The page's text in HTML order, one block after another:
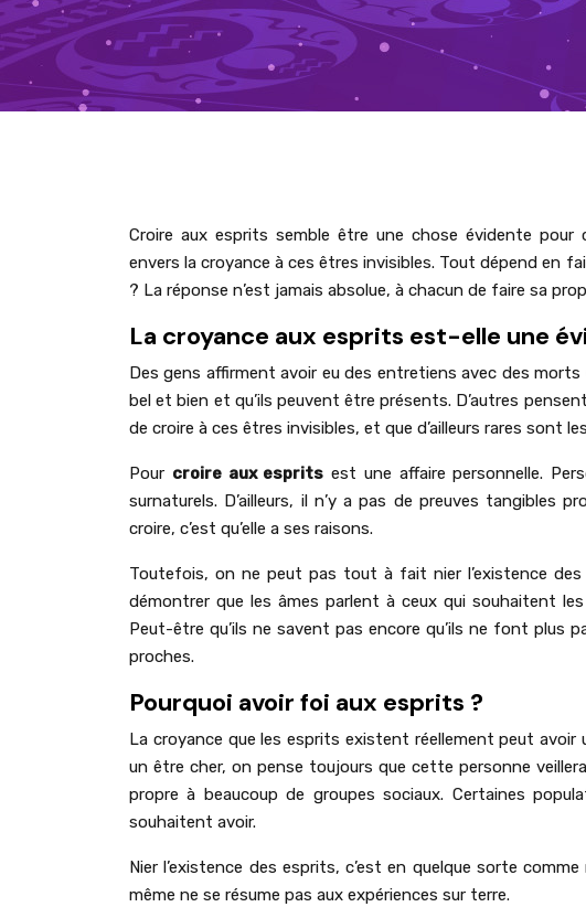
Croire aux esprits semble être une chose évidente
envers la croyance à ces êtres invisibles. Tout dépend en
? La réponse n’est jamais absolue, à chacun de faire sa
La croyance aux esprits est-elle une
Des gens affirment avoir eu des entretiens avec des
bel et bien et qu’ils peuvent être présents. D’autres
de croire à ces êtres invisibles, et que d’ailleurs rares sont
Pour croire aux esprits est une affaire personnelle.
surnaturels. D’ailleurs, il n’y a pas de preuves tangibles
croire, c’est qu’elle a ses raisons.
Toutefois, on ne peut pas tout à fait nier l’existence
démontrer que les âmes parlent à ceux qui souhaitent
Peut-être qu’ils ne savent pas encore qu’ils ne font plus
proches.
Pourquoi avoir foi aux esprits ?
La croyance que les esprits existent réellement peut
un être cher, on pense toujours que cette personne
propre à beaucoup de groupes sociaux. Certaines
souhaitent avoir.
Nier l’existence des esprits, c’est en quelque sorte
même ne se résume pas aux expériences sur terre.